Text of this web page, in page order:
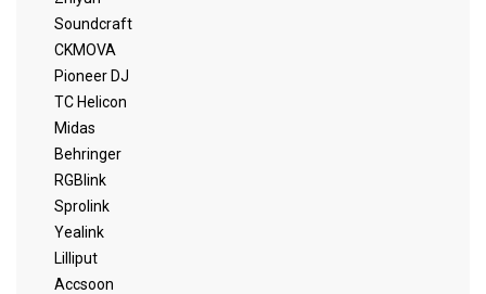
Soundcraft
CKMOVA
Pioneer DJ
TC Helicon
Midas
Behringer
RGBlink
Sprolink
Yealink
Lilliput
Accsoon